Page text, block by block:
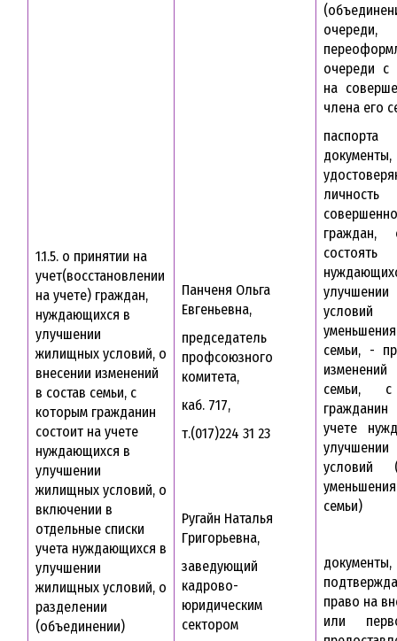
1.1.5. о принятии на
учет(восстановлении
на учете) граждан,
нуждающихся в
улучшении
жилищных условий, о
внесении изменений
в состав семьи, с
которым гражданин
состоит на учете
нуждающихся в
улучшении
жилищных условий, о
включении в
отдельные списки
учета нуждающихся в
улучшении
жилищных условий, о
разделении
(объединении)
Панченя Ольга
Евгеньевна,
председатель
профсоюзного
комитета,
каб. 717,
т.(017)224 31 23
Ругайн Наталья
Григорьевна,
заведующий
кадрово-
юридическим
сектором
очереди,
очереди с
на
члена его
документы,
граждан,
семьи, -
семьи,
гражданин
учете
условий
семьи)
документы,
право на
или